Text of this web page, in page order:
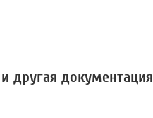
другая документация